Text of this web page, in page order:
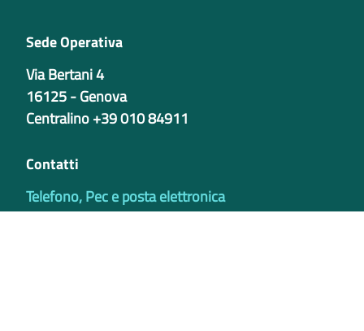
Sede Operativa
Via Bertani 4
16125 - Genova
Centralino +39 010 84911
Contatti
Telefono, Pec e posta elettronica